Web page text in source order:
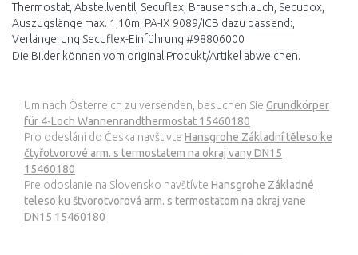
Thermostat, Abstellventil, Secuflex, Brausenschlauch, Secubox,
Auszugslänge max. 1,10m, PA-IX 9089/ICB dazu passend:,
Verlängerung Secuflex-Einführung #98806000
Die Bilder können vom original Produkt/Artikel abweichen.
Um nach Österreich zu versenden, besuchen Sie Grundkörper
für 4-Loch Wannenrandthermostat 15460180
Pro odeslání do Česka navštivte Hansgrohe Základní těleso ke
čtyřotvorové arm. s termostatem na okraj vany DN15
15460180
Pre odoslanie na Slovensko navštívte Hansgrohe Základné
teleso ku štvorotvorová arm. s termostatom na okraj vane
DN15 15460180